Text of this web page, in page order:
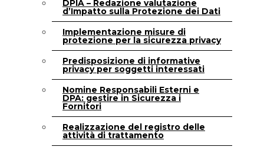
DPIA – Redazione valutazione
d’Impatto sulla Protezione dei Dati
Implementazione misure di
protezione per la sicurezza privacy
Predisposizione di informative
privacy per soggetti interessati
Nomine Responsabili Esterni e
DPA: gestire in Sicurezza i
Fornitori
Realizzazione del registro delle
attività di trattamento